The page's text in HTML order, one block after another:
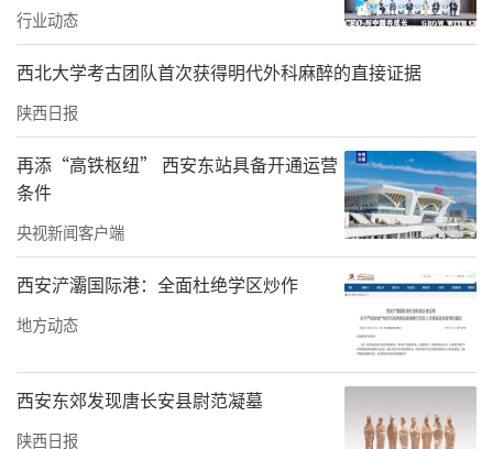
行业动态
西北大学考古团队首次获得明代外科麻醉的直接证据
陕西日报
再添“高铁枢纽” 西安东站具备开通运营
条件
央视新闻客户端
西安浐灞国际港：全面杜绝学区炒作
地方动态
西安东郊发现唐长安县尉范凝墓
陕西日报